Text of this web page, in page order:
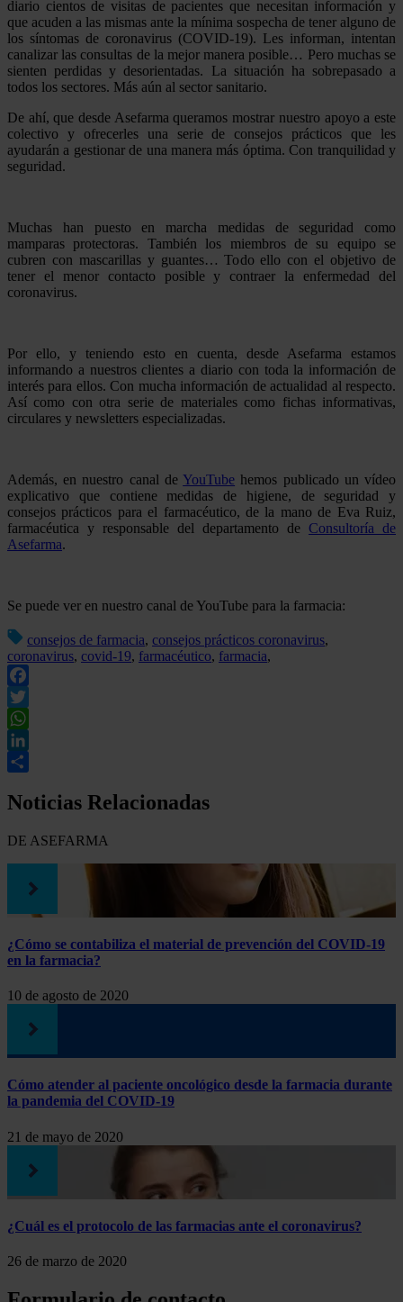
diario cientos de visitas de pacientes que necesitan información y
que acuden a las mismas ante la mínima sospecha de tener alguno de
los síntomas de coronavirus (COVID-19). Les informan, intentan
canalizar las consultas de la mejor manera posible… Pero muchas se
sienten perdidas y desorientadas. La situación ha sobrepasado a
todos los sectores. Más aún al sector sanitario.
De ahí, que desde Asefarma queramos mostrar nuestro apoyo a este
colectivo y ofrecerles una serie de consejos prácticos que les
ayudarán a gestionar de una manera más óptima. Con tranquilidad y
seguridad.
Muchas han puesto en marcha medidas de seguridad como
mamparas protectoras. También los miembros de su equipo se
cubren con mascarillas y guantes… Todo ello con el objetivo de
tener el menor contacto posible y contraer la enfermedad del
coronavirus.
Por ello, y teniendo esto en cuenta, desde Asefarma estamos
informando a nuestros clientes a diario con toda la información de
interés para ellos. Con mucha información de actualidad al respecto.
Así como con otra serie de materiales como fichas informativas,
circulares y newsletters especializadas.
Además, en nuestro canal deYouTube hemos publicado un vídeo
explicativo que contiene medidas de higiene, de seguridad y
consejos prácticos para el farmacéutico, de la mano de Eva Ruiz,
farmacéutica y responsable del departamento de Consultoría de
Asefarma.
Se puede ver en nuestro canal de YouTube para la farmacia:
consejos de farmacia, consejos prácticos coronavirus,
coronavirus, covid-19, farmacéutico, farmacia,
Facebook
Twitter
WhatsApp
LinkedIn
Noticias Relacionadas
DE ASEFARMA
¿Cómo se contabiliza el material de prevención del COVID-19
en la farmacia?
10 de agosto de 2020
Cómo atender al paciente oncológico desde la farmacia durante
la pandemia del COVID-19
21 de mayo de 2020
¿Cuál es el protocolo de las farmacias ante el coronavirus?
26 de marzo de 2020